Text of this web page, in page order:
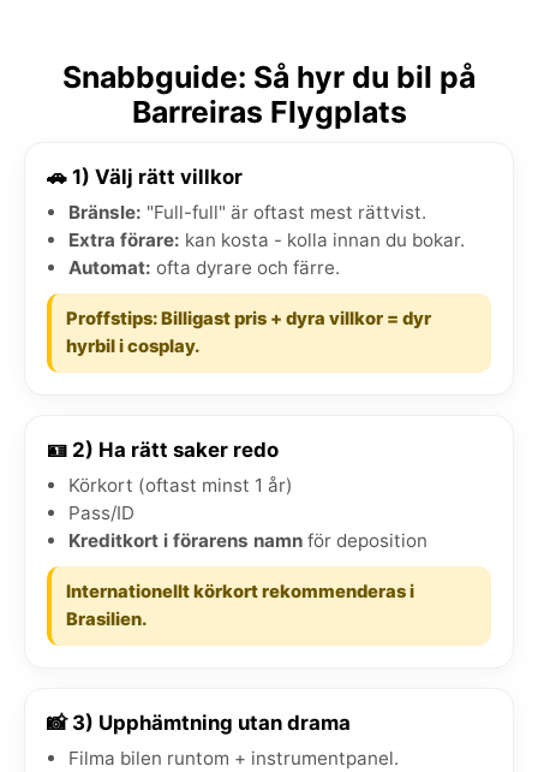
Snabbguide: Så hyr du bil på
Barreiras Flygplats
🚗 1) Välj rätt villkor
Bränsle: "Full-full" är oftast mest rättvist.
Extra förare: kan kosta - kolla innan du bokar.
Automat: ofta dyrare och färre.
Proffstips: Billigast pris + dyra villkor = dyr
hyrbil i cosplay.
🪪 2) Ha rätt saker redo
Körkort (oftast minst 1 år)
Pass/ID
Kreditkort i förarens namn för deposition
Internationellt körkort rekommenderas i
Brasilien.
📸 3) Upphämtning utan drama
Filma bilen runtom + instrumentpanel.